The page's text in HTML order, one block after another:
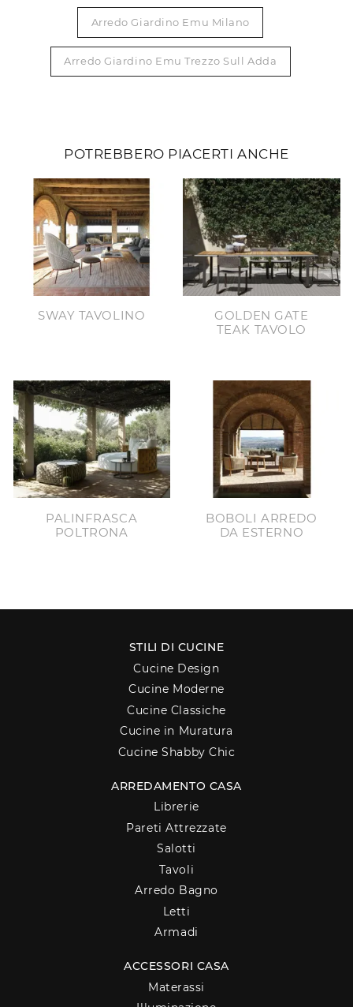
Arredo Giardino Emu Milano
Arredo Giardino Emu Trezzo Sull Adda
POTREBBERO PIACERTI ANCHE
SWAY TAVOLINO
GOLDEN GATE
TEAK TAVOLO
PALINFRASCA
POLTRONA
BOBOLI ARREDO
DA ESTERNO
STILI DI CUCINE
Cucine Design
Cucine Moderne
Cucine Classiche
Cucine in Muratura
Cucine Shabby Chic
ARREDAMENTO CASA
Librerie
Pareti Attrezzate
Salotti
Tavoli
Arredo Bagno
Letti
Armadi
ACCESSORI CASA
Materassi